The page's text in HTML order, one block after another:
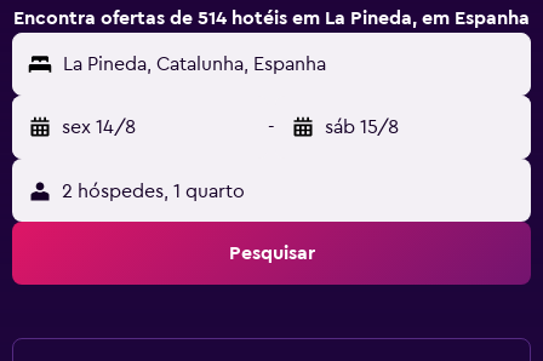
Encontra ofertas de 514 hotéis em La Pineda, em Espanha
La Pineda, Catalunha, Espanha
sex 14/8 - sáb 15/8
2 hóspedes, 1 quarto
Pesquisar